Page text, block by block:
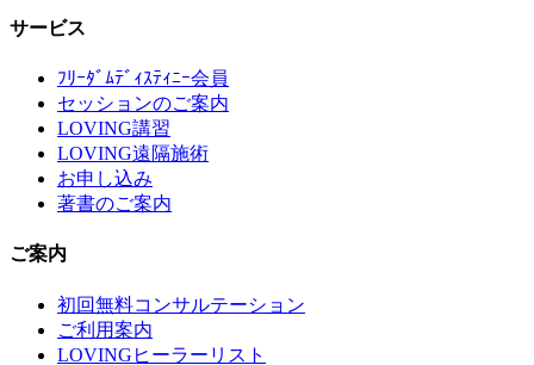
サービス
ﾌﾘｰﾀﾞﾑﾃﾞｨｽﾃｨﾆｰ会員
セッションのご案内
LOVING講習
LOVING遠隔施術
お申し込み
著書のご案内
ご案内
初回無料コンサルテーション
ご利用案内
LOVINGヒーラーリスト